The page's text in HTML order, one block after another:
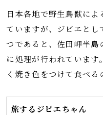
日本各地で野生鳥獣に
ていますが、ジビエとし
つであると、佐田岬半島
に処理が行われていま
く焼き色をつけて食べる
旅するジビエちゃん